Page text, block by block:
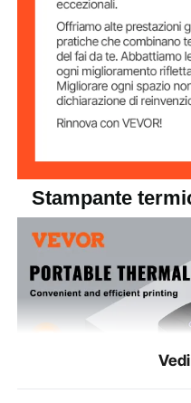
Compatibilità di
sistema
Metodo di
caricamento della
carta
(ogni secondo)
15
Peso del prodotto
Dimensioni del
prodotto
Stampante